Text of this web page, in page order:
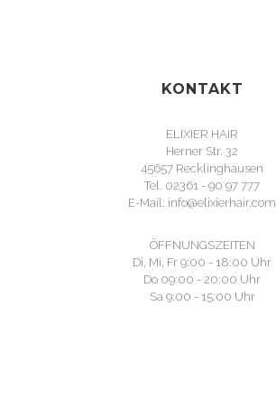
KONTAKT
ELIXIER HAIR
Herner Str. 32
45657 Recklinghausen
Tel. 02361 - 90 97 777
E-Mail: info@elixierhair.com
ÖFFNUNGSZEITEN
Di, Mi, Fr 9:00 - 18:00 Uhr
Do 09:00 - 20:00 Uhr
Sa 9:00 - 15:00 Uhr